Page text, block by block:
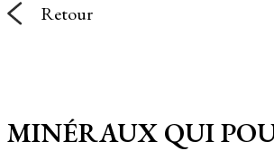
Retour
MINÉRAUX QUI